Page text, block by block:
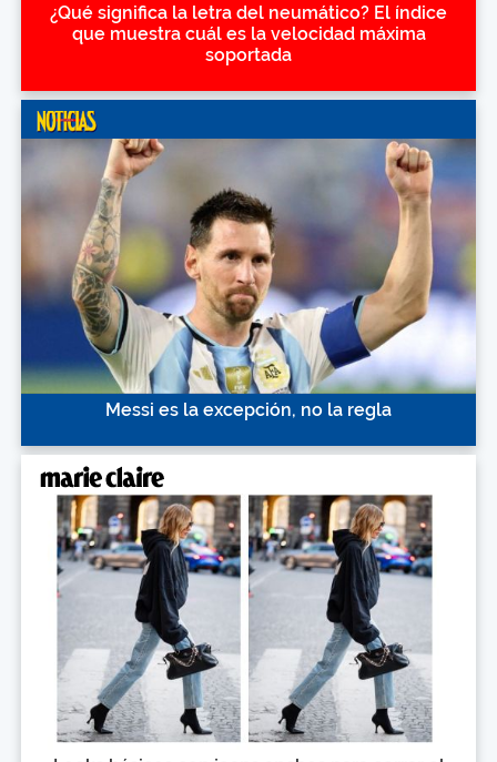
¿Qué significa la letra del neumático? El índice
que muestra cuál es la velocidad máxima
soportada
Messi es la excepción, no la regla